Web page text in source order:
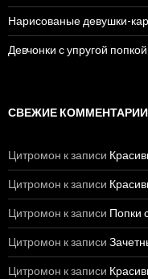
Нарисованые девушки-
Девчонки с упругой
СВЕЖИЕ КОММЕНТАРИИ
Цитромон к записи
Цитромон к записи
Цитромон к записи Попки
Цитромон к записи
Цитромон к записи